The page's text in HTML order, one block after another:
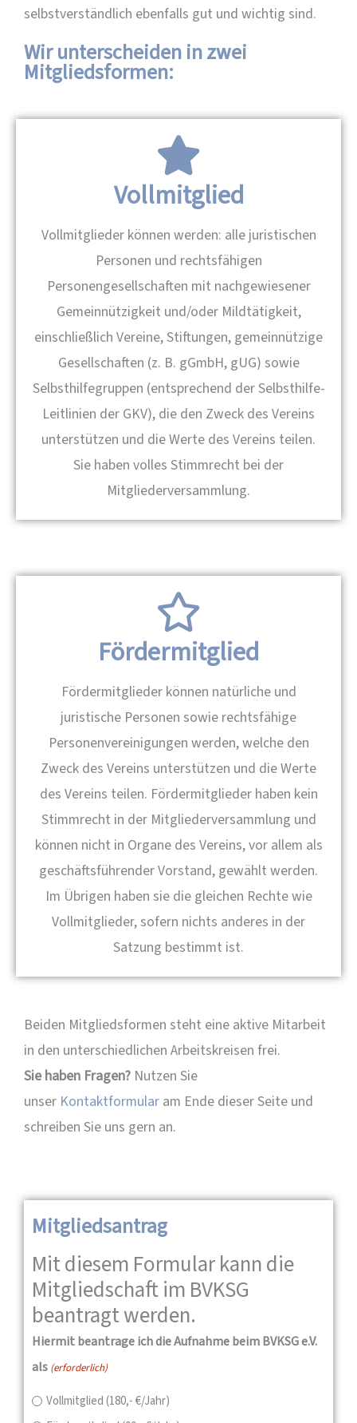
selbstverständlich ebenfalls gut und wichtig sind.
Wir unterscheiden in zwei
Mitgliedsformen:
Vollmitglied
Vollmitglieder können werden: alle juristischen
Personen und rechtsfähigen
Personengesellschaften mit nachgewiesener
Gemeinnützigkeit und/oder Mildtätigkeit,
einschließlich Vereine, Stiftungen, gemeinnützige
Gesellschaften (z. B. gGmbH, gUG) sowie
Selbsthilfegruppen (entsprechend der Selbsthilfe-
Leitlinien der GKV), die den Zweck des Vereins
unterstützen und die Werte des Vereins teilen.
Sie haben volles Stimmrecht bei der
Mitgliederversammlung.
Fördermitglied
Fördermitglieder können natürliche und
juristische Personen sowie rechtsfähige
Personenvereinigungen werden, welche den
Zweck des Vereins unterstützen und die Werte
des Vereins teilen. Fördermitglieder haben kein
Stimmrecht in der Mitgliederversammlung und
können nicht in Organe des Vereins, vor allem als
geschäftsführender Vorstand, gewählt werden.
Im Übrigen haben sie die gleichen Rechte wie
Vollmitglieder, sofern nichts anderes in der
Satzung bestimmt ist.
Beiden Mitgliedsformen steht eine aktive Mitarbeit
in den unterschiedlichen Arbeitskreisen frei.
Sie haben Fragen? Nutzen Sie
unser Kontaktformular am Ende dieser Seite und
schreiben Sie uns gern an.
Mitgliedsantrag
Mit diesem Formular kann die
Mitgliedschaft im BVKSG
beantragt werden.
Hiermit beantrage ich die Aufnahme beim BVKSG e.V.
als (erforderlich)
Vollmitglied (180,- €/Jahr)